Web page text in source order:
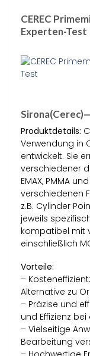
CEREC
Experten-Test
Produktdetails:
Verwendung in
entwickelt. Sie
verschiedener
EMAX, PMMA
verschiedenen
z.B. Cylinder
jeweils
kompatibel mit
einschließlich
Vorteile:
–
Alternative zu
– Präzise und
und Effizienz bei
– Vielseitige
Bearbeitung